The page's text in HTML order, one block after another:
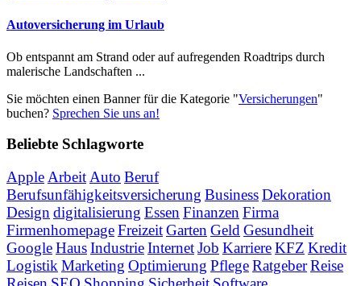
Autoversicherung im Urlaub
Ob entspannt am Strand oder auf aufregenden Roadtrips durch
malerische Landschaften ...
Sie möchten einen Banner für die Kategorie "Versicherungen"
buchen? Sprechen Sie uns an!
Beliebte Schlagworte
Apple Arbeit Auto Beruf
Berufsunfähigkeitsversicherung BusinessDekoration
Design digitalisierung Essen Finanzen Firma
FirmenhomepageFreizeitGarten Geld Gesundheit
GoogleHausIndustrieInternetJob KarriereKFZ Kredit
Logistik Marketing Optimierung PflegeRatgeberReise